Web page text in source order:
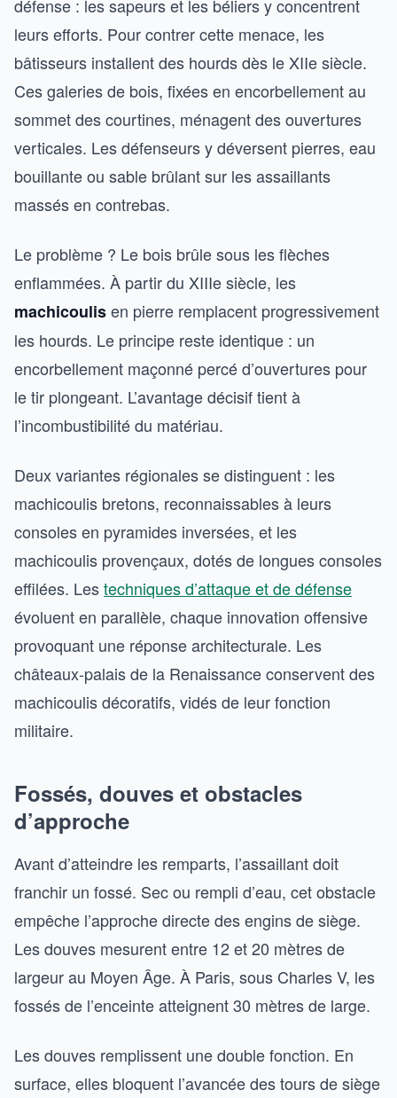
défense : les sapeurs et les béliers y concentrent
leurs efforts. Pour contrer cette menace, les
bâtisseurs installent des hourds dès le XIIe siècle.
Ces galeries de bois, fixées en encorbellement au
sommet des courtines, ménagent des ouvertures
verticales. Les défenseurs y déversent pierres, eau
bouillante ou sable brûlant sur les assaillants
massés en contrebas.
Le problème ? Le bois brûle sous les flèches
enflammées. À partir du XIIIe siècle, les
machicoulisen pierre remplacent progressivement
les hourds. Le principe reste identique : un
encorbellement maçonné percé d’ouvertures pour
le tir plongeant. L’avantage décisif tient à
l’incombustibilité du matériau.
Deux variantes régionales se distinguent : les
machicoulis bretons, reconnaissables à leurs
consoles en pyramides inversées, et les
machicoulis provençaux, dotés de longues consoles
effilées. Lestechniques d’attaque et de défense
évoluent en parallèle, chaque innovation offensive
provoquant une réponse architecturale. Les
châteaux-palais de la Renaissance conservent des
machicoulis décoratifs, vidés de leur fonction
militaire.
Fossés, douves et obstacles
d’approche
Avant d’atteindre les remparts, l’assaillant doit
franchir un fossé. Sec ou rempli d’eau, cet obstacle
empêche l’approche directe des engins de siège.
Les douves mesurent entre 12 et 20 mètres de
largeur au Moyen Âge. À Paris, sous Charles V, les
fossés de l’enceinte atteignent 30 mètres de large.
Les douves remplissent une double fonction. En
surface, elles bloquent l’avancée des tours de siège